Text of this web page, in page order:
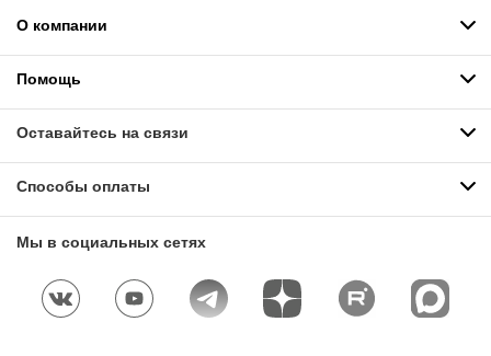
О компании
Помощь
Оставайтесь на связи
Способы оплаты
Мы в социальных сетях